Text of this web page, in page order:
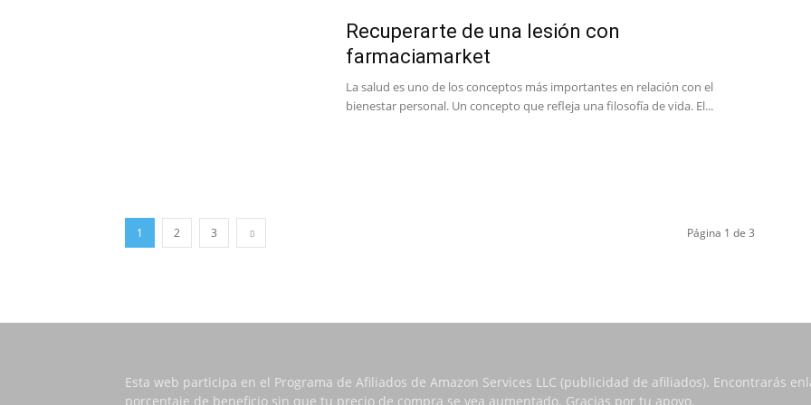
Recuperarte de una lesión con
farmaciamarket
La salud es uno de los conceptos más importantes en relación con el
bienestar personal. Un concepto que refleja una filosofía de vida. El...
1 2 3 Página 1 de 3
Esta web participa en el Programa de Afiliados de Amazon Services LLC (publicidad de afiliados). Encontrarás
porcentaje de beneficio sin que tu precio de compra se vea aumentado. Gracias por tu apoyo.